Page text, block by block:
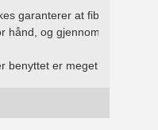
garanterer at fibrene aldri
hånd, og gjennomgår flere
benyttet er meget